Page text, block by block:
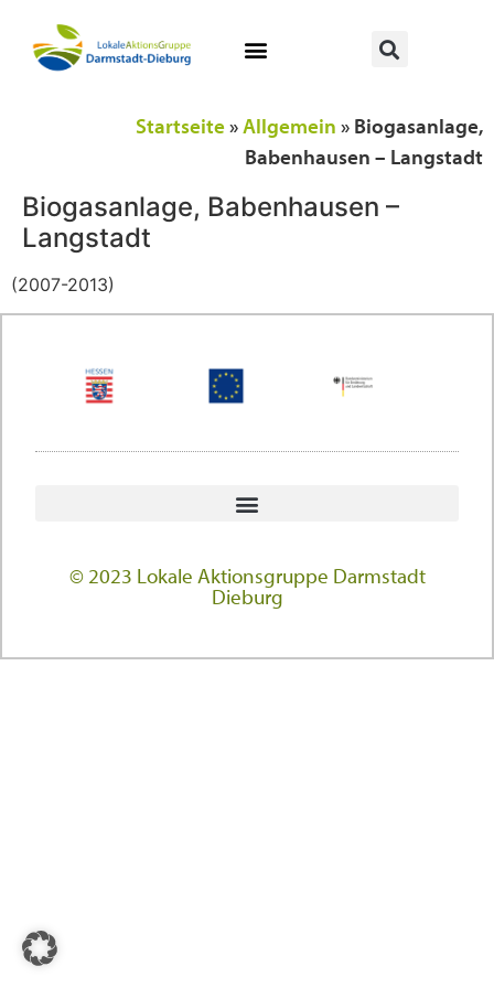
Startseite»Allgemein » Biogasanlage,
Babenhausen – Langstadt
Biogasanlage, Babenhausen –
Langstadt
(2007-2013)
© 2023 Lokale Aktionsgruppe Darmstadt
Dieburg